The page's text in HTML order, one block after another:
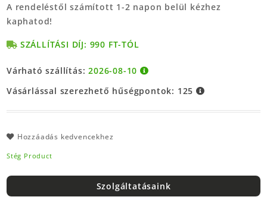
A rendeléstől számított 1-2 napon belül kézhez
kaphatod!
SZÁLLÍTÁSI DÍJ: 990 FT-TÓL
Várható szállítás:2026-08-10
Vásárlással szerezhető hűségpontok: 125
Hozzáadás kedvencekhez
Stég Product
Szolgáltatásaink